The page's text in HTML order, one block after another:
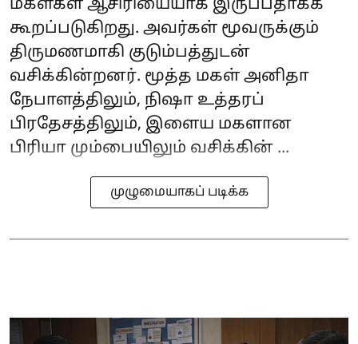
மகள்கள் ஆசிரியையாக இருப்பதாகக்
கூறப்படுகிறது. அவர்கள் மூவருக்கும்
திருமணமாகி குடும்பத்துடன்
வசிக்கின்றனர். மூத்த மகள் அனிதா
நேபாளத்திலும், நிஷா உத்தரப்
பிரதேசத்திலும், இளைய மகளான
பிரியா மும்பையிலும் வசிக்கின் ...
முழுமையாகப் படிக்க